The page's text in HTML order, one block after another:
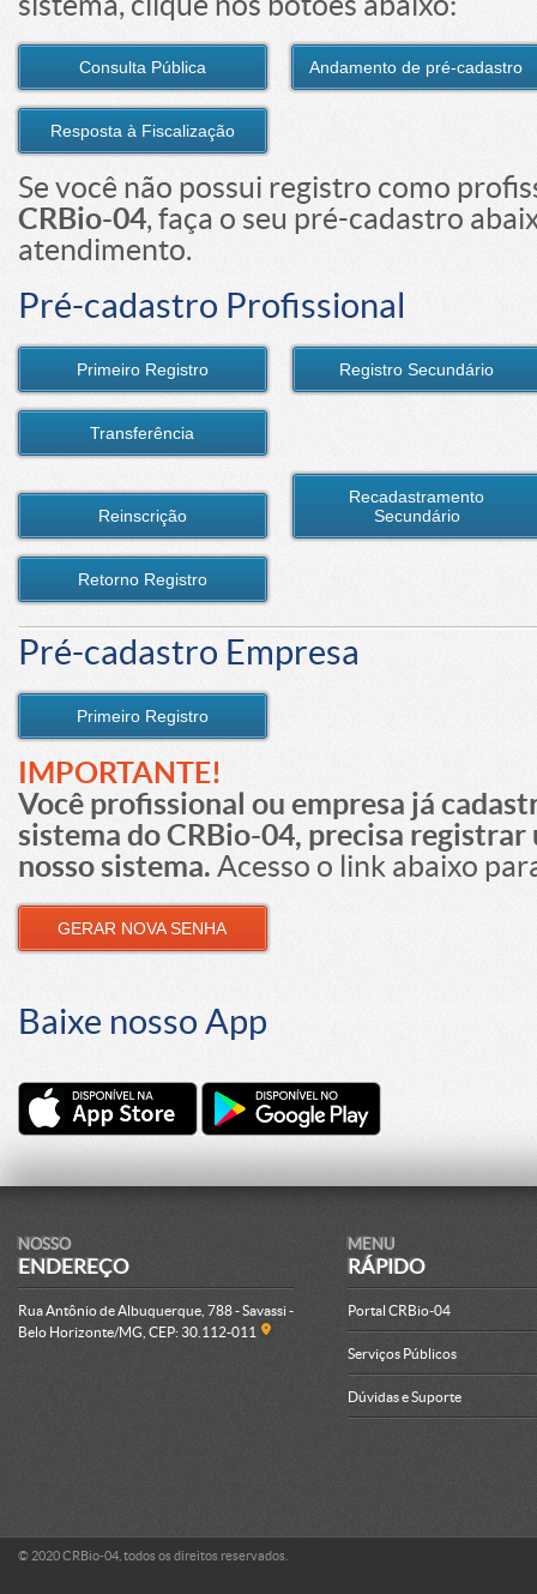
Consulta Pública Andamento de pré-cadastro
Resposta à Fiscalização
Se você não possui registro como
CRBio-04, faça o seu pré-cadastro
atendimento.
Pré-cadastro Profissional
Primeiro Registro Registro Secundário
Transferência
Reinscrição
Recadastramento
Secundário
Retorno Registro
Pré-cadastro Empresa
Primeiro Registro
IMPORTANTE!
Você profissional ou empresa já
sistema do CRBio-04, precisa registrar
nosso sistema. Acesso o link abaixo
GERAR NOVA SENHA
Baixe nosso App
NOSSO
ENDEREÇO
Rua Antônio de Albuquerque, 788 - Savassi -
Belo Horizonte/MG, CEP: 30.112-011
MENU
RÁPIDO
Portal CRBio-04
Serviços Públicos
Dúvidas e Suporte
© 2020 CRBio-04, todos os direitos reservados.